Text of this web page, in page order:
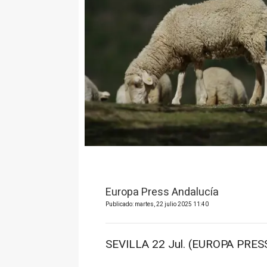
Europa Press Andalucía
Publicado: martes, 22 julio 2025 11:40
SEVILLA 22 Jul. (EUROPA